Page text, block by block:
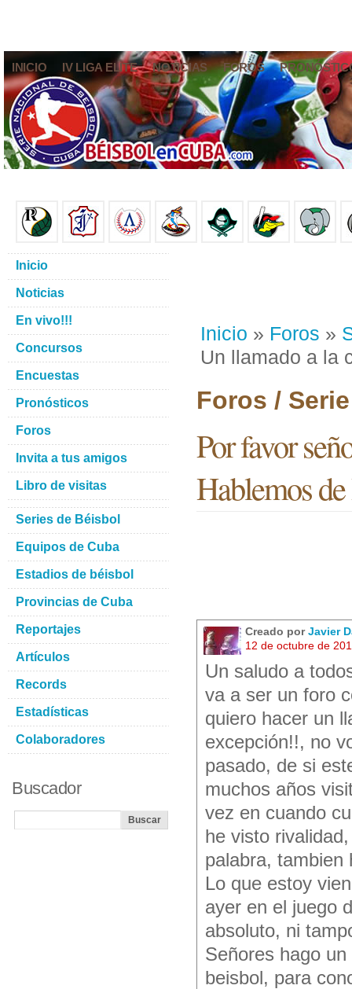
INICIO IV LIGA ELITE NOTICIAS FOROS
Inicio » Foros »
Un llamado a la
Foros /
Por favor
Hablemos
Creado porJavier
12 de octubre de
Un saludo a
va a ser un foro
quiero hacer un
excepción!!, no
pasado, de si
muchos años
vez en cuando
he visto
palabra, tambien
Lo que estoy
ayer en el juego
absoluto, ni
Señores hago
beisbol, para
Inicio
Noticias
En vivo!!!
Concursos
Encuestas
Pronósticos
Foros
Invita a tus amigos
Libro de visitas
Series de Béisbol
Equipos de Cuba
Estadios de béisbol
Provincias de Cuba
Reportajes
Artículos
Records
Estadísticas
Colaboradores
Buscador